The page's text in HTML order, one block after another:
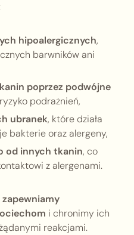
hipoalergicznych,
barwników ani
poprzez podwójne
podrażnień,
ubranek, które działa
bakterie oraz alergeny,
od innych tkanin, co
z alergenami.
zapewniamy
i chronimy ich
reakcjami.